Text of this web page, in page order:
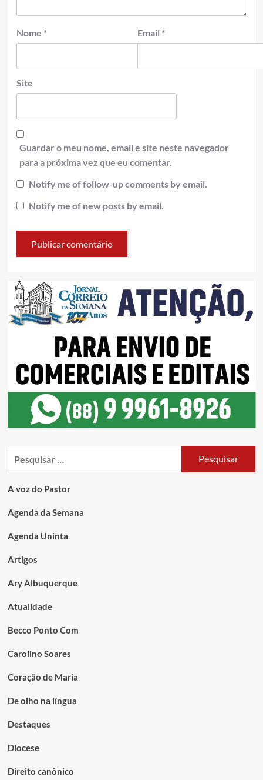
Nome * Email *
Site
Guardar o meu nome, email e site neste navegador
para a próxima vez que eu comentar.
Notify me of follow-up comments by email.
Notify me of new posts by email.
A voz do Pastor
Agenda da Semana
Agenda Uninta
Artigos
Ary Albuquerque
Atualidade
Becco Ponto Com
Carolino Soares
Coração de Maria
De olho na língua
Destaques
Diocese
Direito canônico